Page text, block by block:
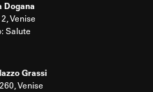
Dogana
Venise
Salute
Grassi
Venise